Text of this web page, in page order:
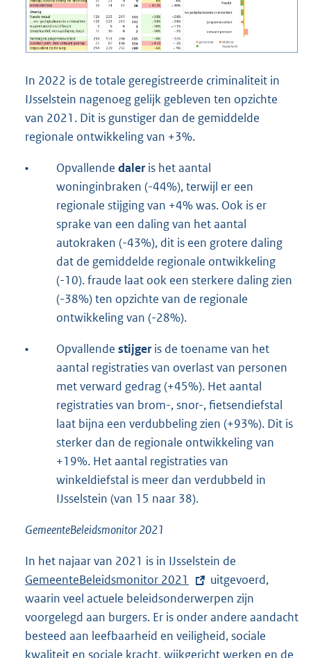
In 2022 is de totale geregistreerde criminaliteit in
IJsselstein nagenoeg gelijk gebleven ten opzichte
van 2021. Dit is gunstiger dan de gemiddelde
regionale ontwikkeling van +3%.
• Opvallende daleris het aantal
woninginbraken (-44%), terwijl er een
regionale stijging van +4% was. Ook is er
sprake van een daling van het aantal
autokraken (-43%), dit is een grotere daling
dat de gemiddelde regionale ontwikkeling
(-10). fraude laat ook een sterkere daling zien
(-38%) ten opzichte van de regionale
ontwikkeling van (-28%).
• Opvallende stijgeris de toename van het
aantal registraties van overlast van personen
met verward gedrag (+45%). Het aantal
registraties van brom-, snor-, fietsendiefstal
laat bijna een verdubbeling zien (+93%). Dit is
sterker dan de regionale ontwikkeling van
+19%. Het aantal registraties van
winkeldiefstal is meer dan verdubbeld in
IJsselstein (van 15 naar 38).
GemeenteBeleidsmonitor 2021
In het najaar van 2021 is in IJsselstein de
x
t
e
r
n
GemeenteBeleidsmonitor 2021
uitgevoerd,
waarin veel actuele beleidsonderwerpen zijn
voorgelegd aan burgers. Er is onder andere aandacht
besteed aan leefbaarheid en veiligheid, sociale
kwaliteit en sociale kracht, wijkgericht werken en de